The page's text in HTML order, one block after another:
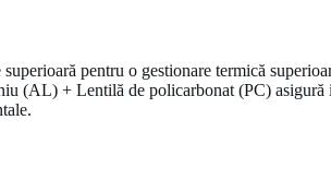
pentru o gestionare termică
(AL) + Lentilă de policarbonat (PC)